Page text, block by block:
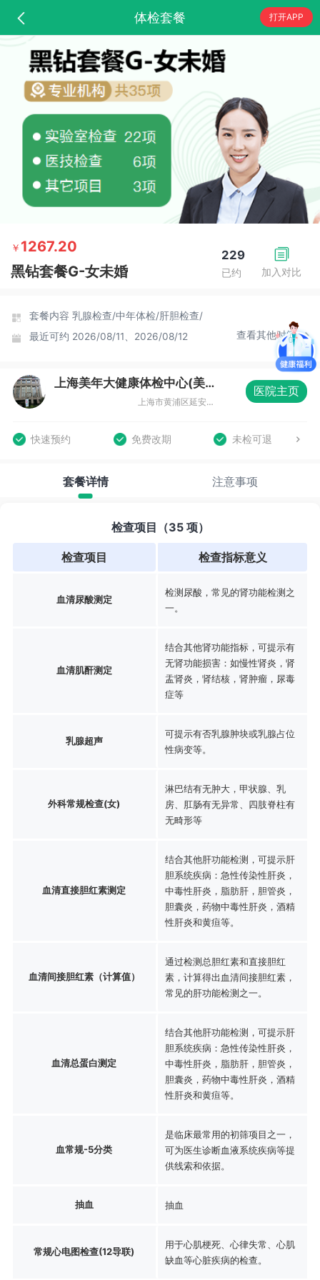
体检套餐 打开APP
加入对比
229
已约
￥ 1267.20
黑钻套餐G-女未婚
套餐内容 乳腺检查/中年体检/肝胆检查/
最近可约 2026/08/11、2026/08/12 查看其他时间
上海美年大健康体检中心(美延分院)
上海市黄浦区延安东路175号旺角广场4楼
医院主页
快速预约 免费改期 未检可退
套餐详情 注意事项
检查项目（35 项）
检查项目 检查指标意义
血清尿酸测定
检测尿酸，常见的肾功能检测之
一。
血清肌酐测定
结合其他肾功能指标，可提示有
无肾功能损害：如慢性肾炎，肾
盂肾炎，肾结核，肾肿瘤，尿毒
症等
乳腺超声
可提示有否乳腺肿块或乳腺占位
性病变等。
外科常规检查(女)
淋巴结有无肿大，甲状腺、乳
房、肛肠有无异常、四肢脊柱有
无畸形等
血清直接胆红素测定
结合其他肝功能检测，可提示肝
胆系统疾病：急性传染性肝炎，
中毒性肝炎，脂肪肝，胆管炎，
胆囊炎，药物中毒性肝炎，酒精
性肝炎和黄疸等。
血清间接胆红素（计算值）
通过检测总胆红素和直接胆红
素，计算得出血清间接胆红素，
常见的肝功能检测之一。
血清总蛋白测定
结合其他肝功能检测，可提示肝
胆系统疾病：急性传染性肝炎，
中毒性肝炎，脂肪肝，胆管炎，
胆囊炎，药物中毒性肝炎，酒精
性肝炎和黄疸等。
血常规-5分类
是临床最常用的初筛项目之一，
可为医生诊断血液系统疾病等提
供线索和依据。
抽血 抽血
常规心电图检查(12导联)
用于心肌梗死、心律失常、心肌
缺血等心脏疾病的检查。